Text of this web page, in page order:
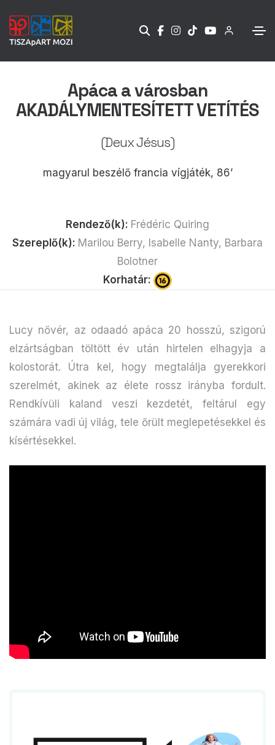
Apáca a városban
AKADÁLYMENTESÍTETT VETÍTÉS
(Deux Jésus)
magyarul beszélő francia vígjáték, 86’
Rendező(k): Frédéric Quiring
Szereplő(k): Marilou Berry, Isabelle Nanty, Barbara
Bolotner
Korhatár:
Lucy nővér, az odaadó apáca 20 hosszú, szigorú
elzártságban töltött év után hirtelen elhagyja a
kolostorát. Útra kel, hogy megtalálja gyerekkori
szerelmét, akinek az élete rossz irányba fordult.
Rendkívüli kaland veszi kezdetét, feltárul egy
számára vadi új világ, tele őrült meglepetésekkel és
kísértésekkel.